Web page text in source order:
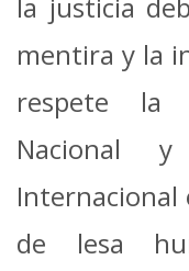
la justicia
mentira y la
respete la
Nacional
Internacional
de lesa